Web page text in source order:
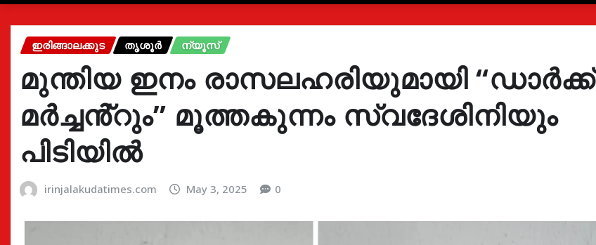
ഇരിങ്ങാലക്കുട തൃശൂർ ന്യൂസ്
മുന്തിയ ഇനം രാസലഹരിയുമായി “ഡാർക്ക്
മർച്ചൻ്റും” മൂത്തകുന്നം സ്വദേശിനിയും
പിടിയിൽ
irinjalakudatimes.com May 3, 2025 0